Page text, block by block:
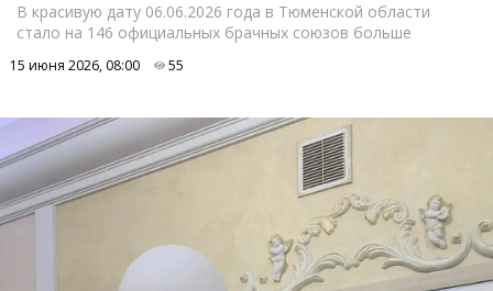
Б
О
П
В красивую дату 06.06.2026 года в Тюменской области
стало на 146 официальных брачных союзов больше
15 июня 2026, 08:00 55